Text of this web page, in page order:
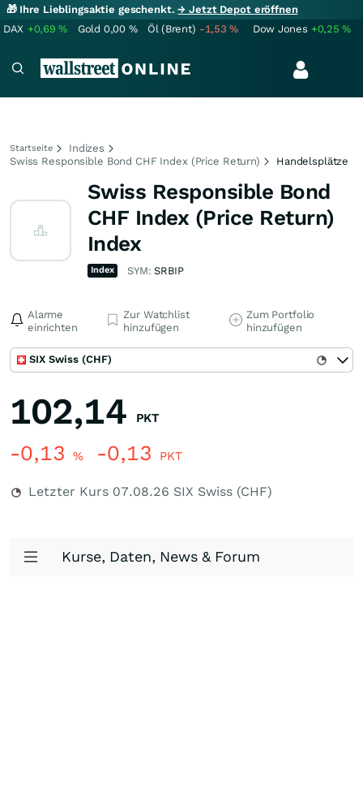
🎁 Ihre Lieblingsaktie geschenkt.→ Jetzt Depot eröffnen
DAX +0,69% Gold 0,00 % Öl (Brent) -1,53% Dow Jones +0,25%
Startseite
Indizes
Swiss Responsible Bond CHF Index (Price Return)
Handelsplätze
Swiss Responsible Bond
CHF Index (Price Return)
Index
Index SYM:SRBIP
Alarme
einrichten
Zur Watchlist
hinzufügen
Zum Portfolio
hinzufügen
SIX Swiss (CHF)
102,14 PKT
-0,13 % -0,13 PKT
Letzter Kurs 07.08.26 SIX Swiss (CHF)
Kurse, Daten, News & Forum